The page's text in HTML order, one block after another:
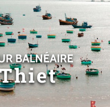
BALNÉAIRE